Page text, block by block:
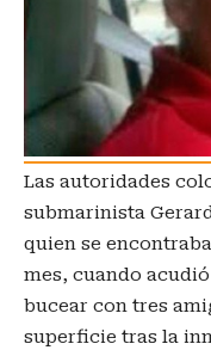
Las autoridades
submarinista
quien se
mes, cuando
bucear con tres
superficie tras la